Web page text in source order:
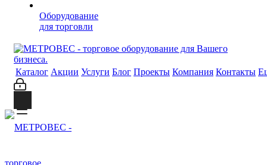
Оборудование
для торговли
Каталог Акции Услуги Блог Проекты Компания Контакты